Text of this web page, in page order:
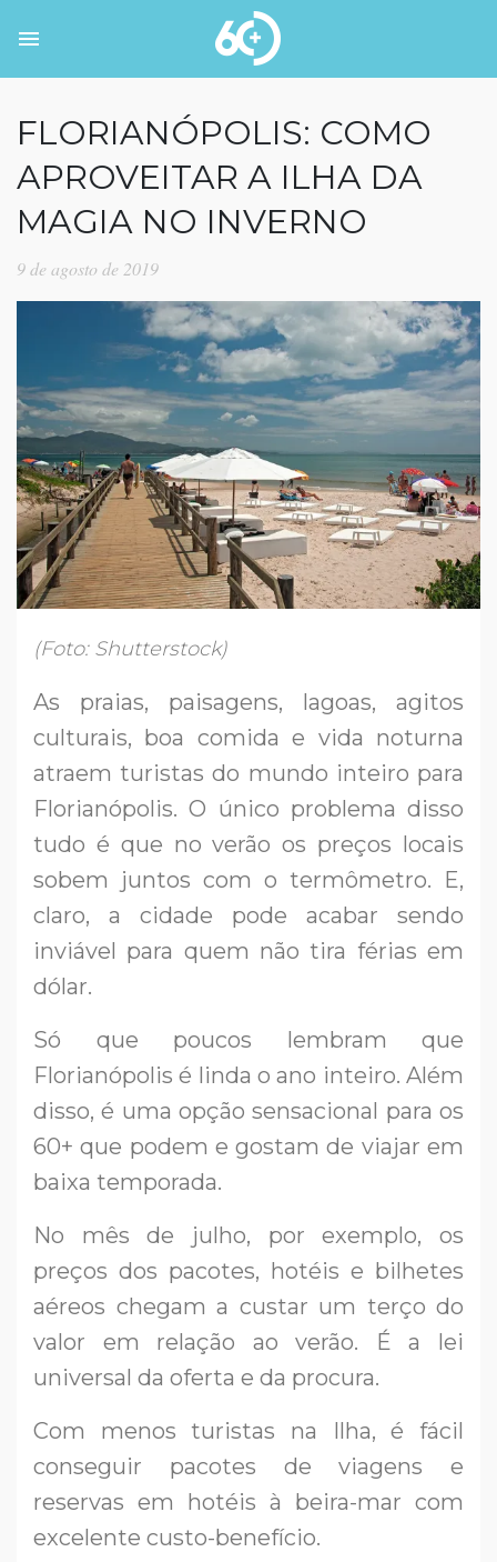
FLORIANÓPOLIS: COMO
APROVEITAR A ILHA DA
MAGIA NO INVERNO
9 de agosto de 2019
(Foto: Shutterstock)
As praias, paisagens, lagoas, agitos
culturais, boa comida e vida noturna
atraem turistas do mundo inteiro para
Florianópolis. O único problema disso
tudo é que no verão os preços locais
sobem juntos com o termômetro. E,
claro, a cidade pode acabar sendo
inviável para quem não tira férias em
dólar.
Só que poucos lembram que
Florianópolis é linda o ano inteiro. Além
disso, é uma opção sensacional para os
60+ que podem e gostam de viajar em
baixa temporada.
No mês de julho, por exemplo, os
preços dos pacotes, hotéis e bilhetes
aéreos chegam a custar um terço do
valor em relação ao verão. É a lei
universal da oferta e da procura.
Com menos turistas na Ilha, é fácil
conseguir pacotes de viagens e
reservas em hotéis à beira-mar com
excelente custo-benefício.